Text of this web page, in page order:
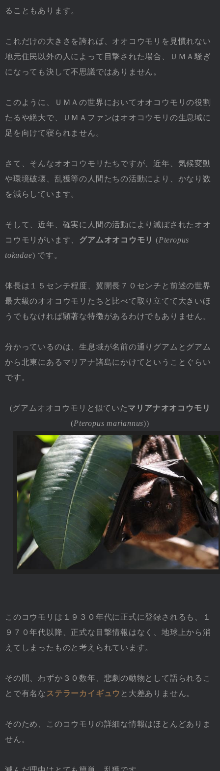
ることもあります。
これだけの大きさを誇れば、オオコウモリを見慣れない
地元住民以外の人によって目撃された場合、ＵＭＡ騒ぎ
になっても決して不思議ではありません。
このように、ＵＭＡの世界においてオオコウモリの役割
たるや絶大で、ＵＭＡファンはオオコウモリの生息域に
足を向けて寝られません。
さて、そんなオオコウモリたちですが、近年、気候変動
や環境破壊、乱獲等の人間たちの活動により、かなり数
を減らしています。
そして、近年、確実に人間の活動により滅ぼされたオオ
コウモリがいます、 グアムオオコウモリ (Pteropus
tokudae) です。
体長は１５センチ程度、翼開長７０センチと前述の世界
最大級のオオコウモリたちと比べて取り立てて大きいほ
うでもなければ顕著な特徴があるわけでもありません。
分かっているのは、生息域が名前の通りグアムとグアム
から北東にあるマリアナ諸島にかけてということぐらい
です。
(グアムオオコウモリと似ていたマリアナオオコウモリ
(Pteropus mariannus))
このコウモリは１９３０年代に正式に登録されるも、１
９７０年代以降、正式な目撃情報はなく、地球上から消
えてしまったものと考えられています。
その間、わずか３０数年、悲劇の動物として語られるこ
とで有名な ステラーカイギュウ と大差ありません。
そのため、このコウモリの詳細な情報はほとんどありま
せん。